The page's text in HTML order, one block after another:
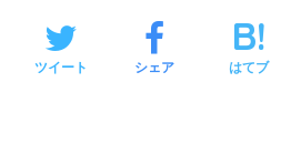
ツイート シェア はてブ